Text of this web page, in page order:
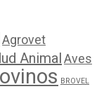
Agrovet
AnimalAves
BROVEL